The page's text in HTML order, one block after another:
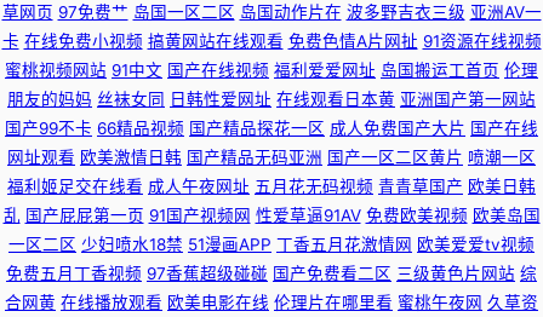
频无码91 91丝瓜浮力草草 综合色色婷婷 日韩37页 91精品国产丝袜 福利AV
网站 丝袜后入动态 色色恋夜剧场 国产午夜网站在线观看 超碰在线日韩国产
瑟瑟网站 91情侣在线观看视频 另类四区 91黄色视频清高 国产精品久久人妻
91社黄网 激情视频91 久久嫩草精品在线 黑料AV在线 91成人18 九一日韩 国
内自拍av 久久精品青 先锋影音av资源站
草网页 97免费艹 岛国一区二区 岛国动作片在 波多野吉衣三级 亚洲AV一
卡 在线免费小视频 搞黄网站在线观看 免费色情A片网扯 91资源在线视频
蜜桃视频网站 91中文 国产在线视频 福利爱爱网址 岛国搬运工首页 伦理
朋友的妈妈 丝袜女同 日韩性爱网址 在线观看日本黄 亚洲国产第一网站
国产99不卡 66精品视频 国产精品探花一区 成人免费国产大片 国产在线
网址观看 欧美激情日韩 国产精品无码亚洲 国产一区二区黄片 喷潮一区
福利姬足交在线看 成人午夜网址 五月花无码视频 青青草国产 欧美日韩
乱 国产屁屁第一页 91国产视频网 性爱草逼91AV 免费欧美视频 欧美岛国
一区二区 少妇喷水18禁 51漫画APP 丁香五月花激情网 欧美爱爱tv视频
免费五月丁香视频 97香蕉超级碰碰 国产免费看二区 三级黄色片网站 综
合网黄 在线播放观看 欧美电影在线 伦理片在哪里看 蜜桃午夜网 久草资